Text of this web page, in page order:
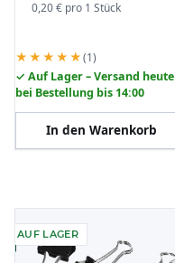
0,20 € pro 1 Stück
★★★★★(1)
✓ Auf Lager – Versand heute
bei Bestellung bis 14:00
In den Warenkorb
AUF LAGER